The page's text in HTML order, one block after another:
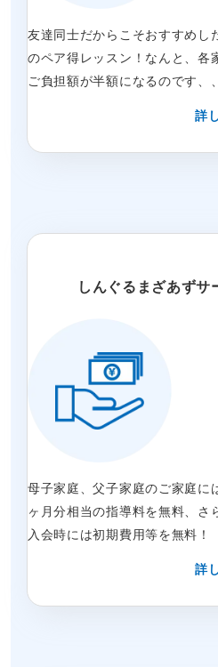
友達同士だからこそおすすめし
のペア得レッスン！なんと、各
ご負担額が半額になるのです、
詳
しんぐるまざあずサ
母子家庭、父子家庭のご家庭に
ヶ月分相当の指導料を無料、さ
入会時には初期費用等を無料！
詳